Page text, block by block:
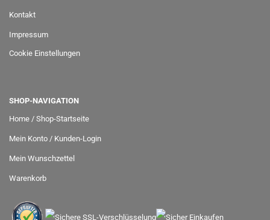
Kontakt
Impressum
Cookie Einstellungen
SHOP-NAVIGATION
Home / Shop-Startseite
Mein Konto / Kunden-Login
Mein Wunschzettel
Warenkorb